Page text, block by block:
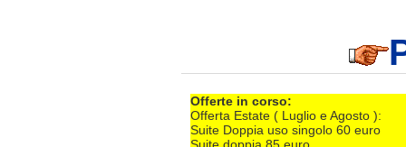
Offerte in corso:
Offerta Estate ( Luglio e Agosto ):
Suite Doppia uso singolo 60 euro